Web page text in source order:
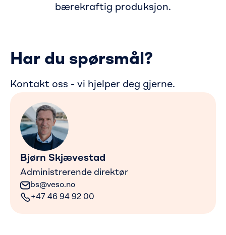
bærekraftig produksjon.
Har du spørsmål?
Kontakt oss - vi hjelper deg gjerne.
Bjørn Skjævestad
Administrerende direktør
bs@veso.no
+47 46 94 92 00